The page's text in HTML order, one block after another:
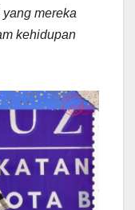
mereka
kehidupan